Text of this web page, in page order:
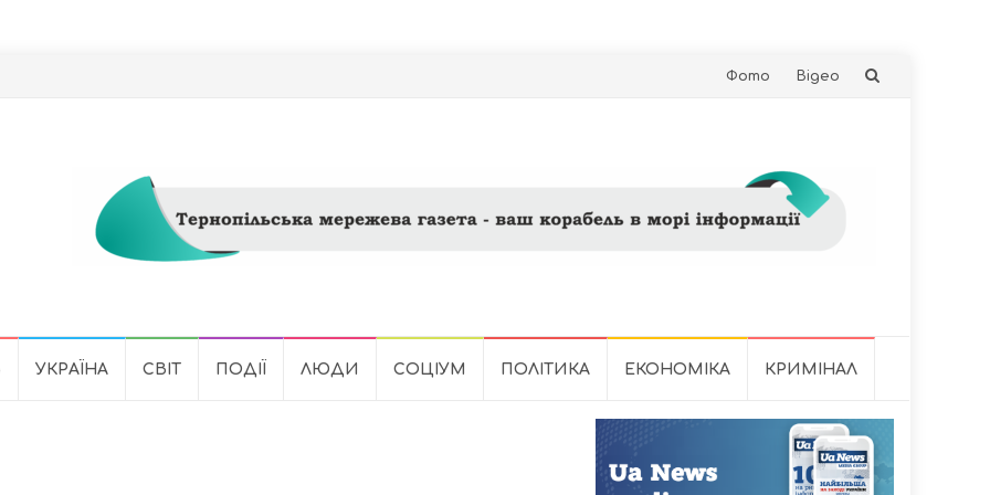
Skip
Фото Відео
УКРАЇНА СВІТ ПОДІЇ ЛЮДИ СОЦІУМ ПОЛІТИКА ЕКОНОМІКА КРИМІНАЛ